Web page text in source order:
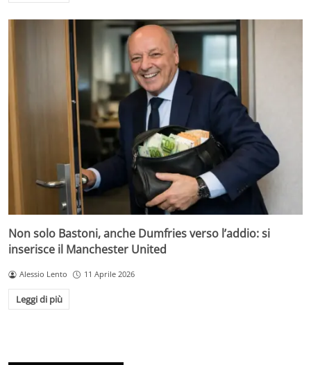
Non solo Bastoni, anche Dumfries verso l’addio: si
inserisce il Manchester United
Alessio Lento 11 Aprile 2026
Leggi di più